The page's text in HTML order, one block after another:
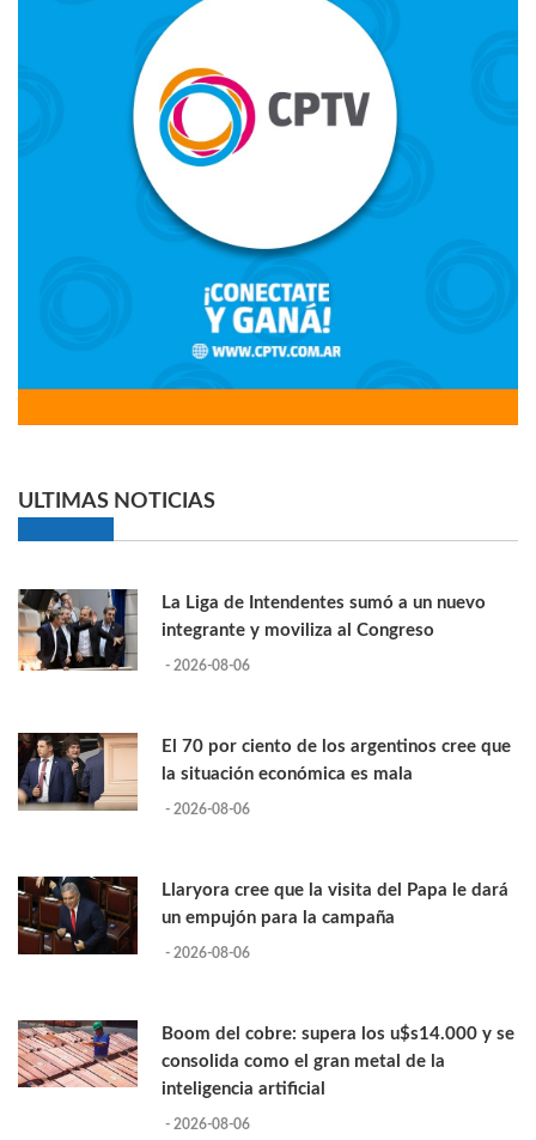
ULTIMAS NOTICIAS
La Liga de Intendentes sumó a un nuevo
integrante y moviliza al Congreso
- 2026-08-06
El 70 por ciento de los argentinos cree que
la situación económica es mala
- 2026-08-06
Llaryora cree que la visita del Papa le dará
un empujón para la campaña
- 2026-08-06
Boom del cobre: supera los u$s14.000 y se
consolida como el gran metal de la
inteligencia artificial
- 2026-08-06